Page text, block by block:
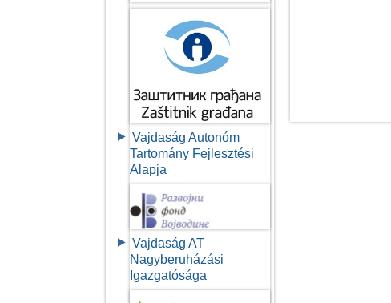
Vajdaság Autonóm
Tartomány Fejlesztési
Alapja
Vajdaság AT
Nagyberuházási
Igazgatósága